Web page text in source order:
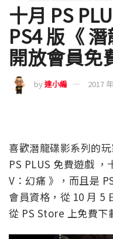
十月 PS
PS4 版《 潛
開放會員免
by達小編 2017
喜歡潛龍碟影系列的
PS PLUS 免費遊戲
V：幻痛 》，而且是
會員資格，從 10 月 5
從 PS Store 上免費下